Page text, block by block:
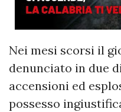
Nei mesi scorsi il
denunciato in due
accensioni ed
possesso